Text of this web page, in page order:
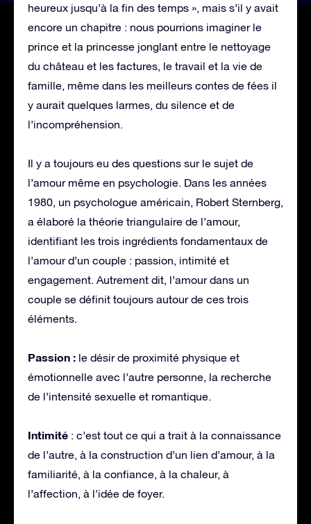
heureux jusqu’à la fin des temps », mais s’il y avait
encore un chapitre : nous pourrions imaginer le
prince et la princesse jonglant entre le nettoyage
du château et les factures, le travail et la vie de
famille, même dans les meilleurs contes de fées il
y aurait quelques larmes, du silence et de
l’incompréhension.
Il y a toujours eu des questions sur le sujet de
l’amour même en psychologie. Dans les années
1980, un psychologue américain, Robert Sternberg,
a élaboré la théorie triangulaire de l’amour,
identifiant les trois ingrédients fondamentaux de
l’amour d’un couple : passion, intimité et
engagement. Autrement dit, l’amour dans un
couple se définit toujours autour de ces trois
éléments.
Passion : le désir de proximité physique et
émotionnelle avec l’autre personne, la recherche
de l’intensité sexuelle et romantique.
Intimité : c’est tout ce qui a trait à la connaissance
de l’autre, à la construction d’un lien d’amour, à la
familiarité, à la confiance, à la chaleur, à
l’affection, à l’idée de foyer.